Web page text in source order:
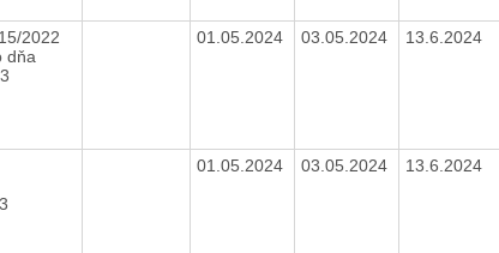
2022
dňa
01.05.2024 03.05.2024 13.6.2024
01.05.2024 03.05.2024 13.6.2024